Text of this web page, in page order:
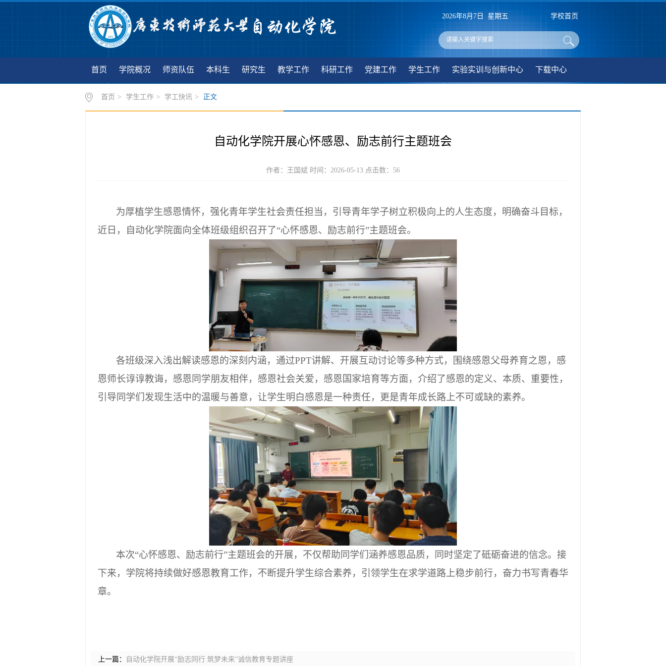
2026年8月7日 星期五 学校首页
首页 学院概况 师资队伍 本科生 研究生 教学工作 科研工作 党建工作 学生工作 实验实训与创新中心 下载中心
首页 > 学生工作 > 学工快讯 > 正文
自动化学院开展心怀感恩、励志前行主题班会
作者：王国斌 时间：2026-05-13 点击数： 56
为厚植学生感恩情怀，强化青年学生社会责任担当，引导青年学子树立积极向上的人生态度，明确奋斗目标，
近日，自动化学院面向全体班级组织召开了“心怀感恩、励志前行”主题班会。
各班级深入浅出解读感恩的深刻内涵，通过PPT讲解、开展互动讨论等多种方式，围绕感恩父母养育之恩，感
恩师长谆谆教诲，感恩同学朋友相伴，感恩社会关爱，感恩国家培育等方面，介绍了感恩的定义、本质、重要性，
引导同学们发现生活中的温暖与善意，让学生明白感恩是一种责任，更是青年成长路上不可或缺的素养。
本次“心怀感恩、励志前行”主题班会的开展，不仅帮助同学们涵养感恩品质，同时坚定了砥砺奋进的信念。接
下来，学院将持续做好感恩教育工作，不断提升学生综合素养，引领学生在求学道路上稳步前行，奋力书写青春华
章。
上一篇： 自动化学院开展“励志同行 筑梦未来”诚信教育专题讲座